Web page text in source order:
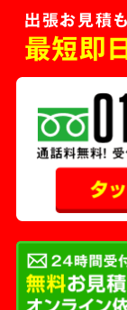
出張お見積
最短即